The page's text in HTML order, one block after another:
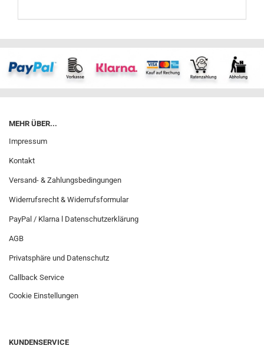
MEHR ÜBER...
Impressum
Kontakt
Versand- & Zahlungsbedingungen
Widerrufsrecht & Widerrufsformular
PayPal / Klarna l Datenschutzerklärung
AGB
Privatsphäre und Datenschutz
Callback Service
Cookie Einstellungen
KUNDENSERVICE